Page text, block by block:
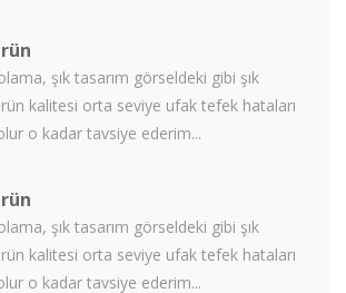
şık tasarım görseldeki gibi şık
kalitesi orta seviye ufak tefek hataları
o kadar tavsiye ederim...
şık tasarım görseldeki gibi şık
kalitesi orta seviye ufak tefek hataları
o kadar tavsiye ederim...